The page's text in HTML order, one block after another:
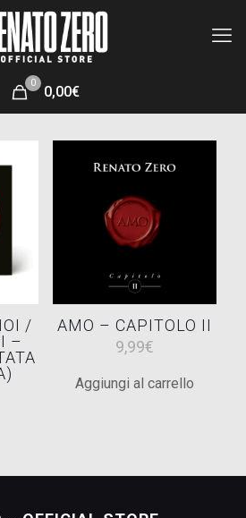
0
0,00€
/
–
AMO – CAPITOLO II
9,99€
Aggiungi al carrello